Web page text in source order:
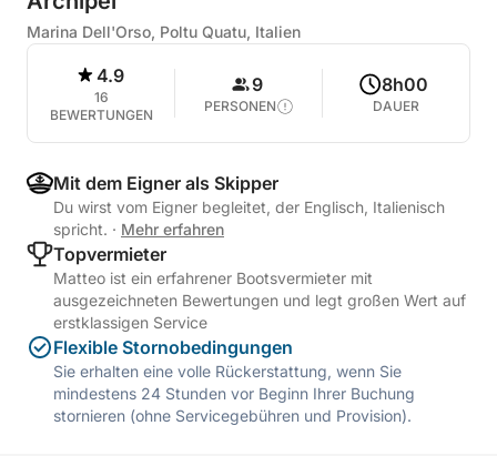
Marina Dell'Orso, Poltu Quatu, Italien
4.9
16
BEWERTUNGEN
9
PERSONEN
8h00
DAUER
Mit dem Eigner als Skipper
Du wirst vom Eigner begleitet, der Englisch, Italienisch
spricht. · Mehr erfahren
Topvermieter
Matteo ist ein erfahrener Bootsvermieter mit
ausgezeichneten Bewertungen und legt großen Wert auf
erstklassigen Service
Flexible Stornobedingungen
Sie erhalten eine volle Rückerstattung, wenn Sie
mindestens 24 Stunden vor Beginn Ihrer Buchung
stornieren (ohne Servicegebühren und Provision).